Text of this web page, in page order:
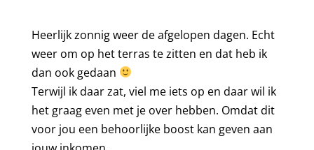
Heerlijk zonnig weer de afgelopen dagen. Echt
weer om op het terras te zitten en dat heb ik
dan ook gedaan
Terwijl ik daar zat, viel me iets op en daar wil ik
het graag even met je over hebben. Omdat dit
voor jou een behoorlijke boost kan geven aan